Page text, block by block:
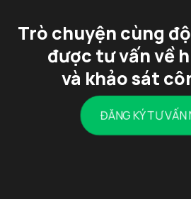
Trò chuyện cùng
được tư vấn về
và khảo sát
ĐĂNG KÝ TƯ VẤN